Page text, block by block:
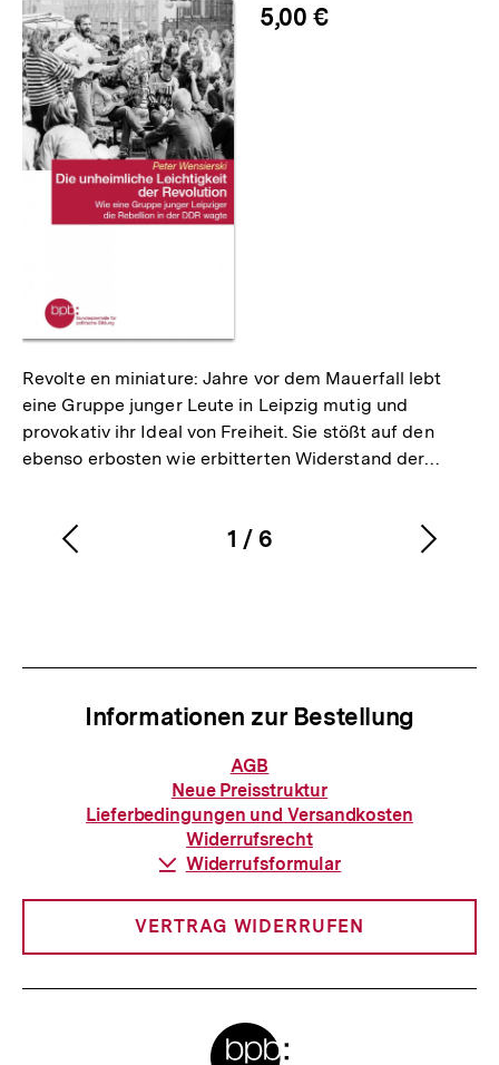
5,00 €
Revolte en miniature: Jahre vor dem Mauerfall lebt
eine Gruppe junger Leute in Leipzig mutig und
provokativ ihr Ideal von Freiheit. Sie stößt auf den
ebenso erbosten wie erbitterten Widerstand der…
Karussellinhalt
1
von
/ 6
Vorherigen
Informationen zur Bestellung
Informationen
zur
Bestellung
AGB
Neue Preisstruktur
Lieferbedingungen und Versandkosten
Widerrufsrecht
Download-
Widerrufsformular
VERTRAG WIDERRUFEN